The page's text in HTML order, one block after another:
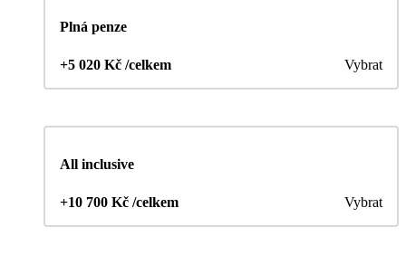
Plná penze
+5 020 Kč /celkem Vybrat
All inclusive
+10 700 Kč /celkem Vybrat